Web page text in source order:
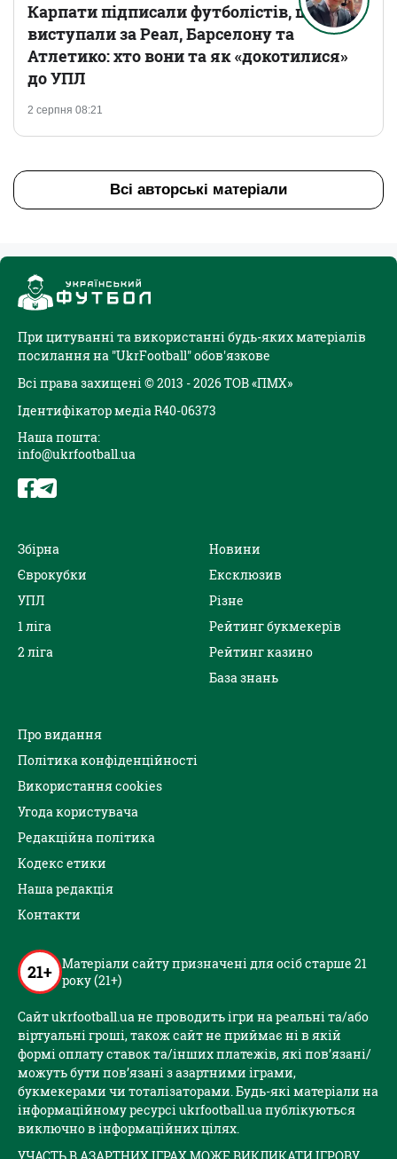
2 серпня 08:21
Карпати підписали футболістів, що
виступали за Реал, Барселону та
Атлетико: хто вони та як «докотилися»
до УПЛ
Всі авторські матеріали
При цитуванні та використанні будь-яких матеріалів
посилання на "UkrFootball" обов'язкове
Всі права захищені © 2013 - 2026 ТОВ «ПМХ»
Ідентифікатор медіа R40-06373
Наша пошта:
info@ukrfootball.ua
Збірна
Єврокубки
УПЛ
1 ліга
2 ліга
Новини
Ексклюзив
Різне
Рейтинг букмекерів
Рейтинг казино
База знань
Про видання
Політика конфіденційності
Використання cookies
Угода користувача
Редакційна політика
Кодекс етики
Наша редакція
Контакти
21+ Матеріали сайту призначені для осіб старше 21
року (21+)
Сайт ukrfootball.ua не проводить ігри на реальні та/або
віртуальні гроші, також сайт не приймає ні в якій
формі оплату ставок та/інших платежів, які пов’язані/
можуть бути пов’язані з азартними іграми,
букмекерами чи тоталізаторами. Будь-які матеріали на
інформаційному ресурсі ukrfootball.ua публікуються
виключно в інформаційних цілях.